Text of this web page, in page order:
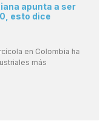
apunta a ser
esto dice
en Colombia ha
más